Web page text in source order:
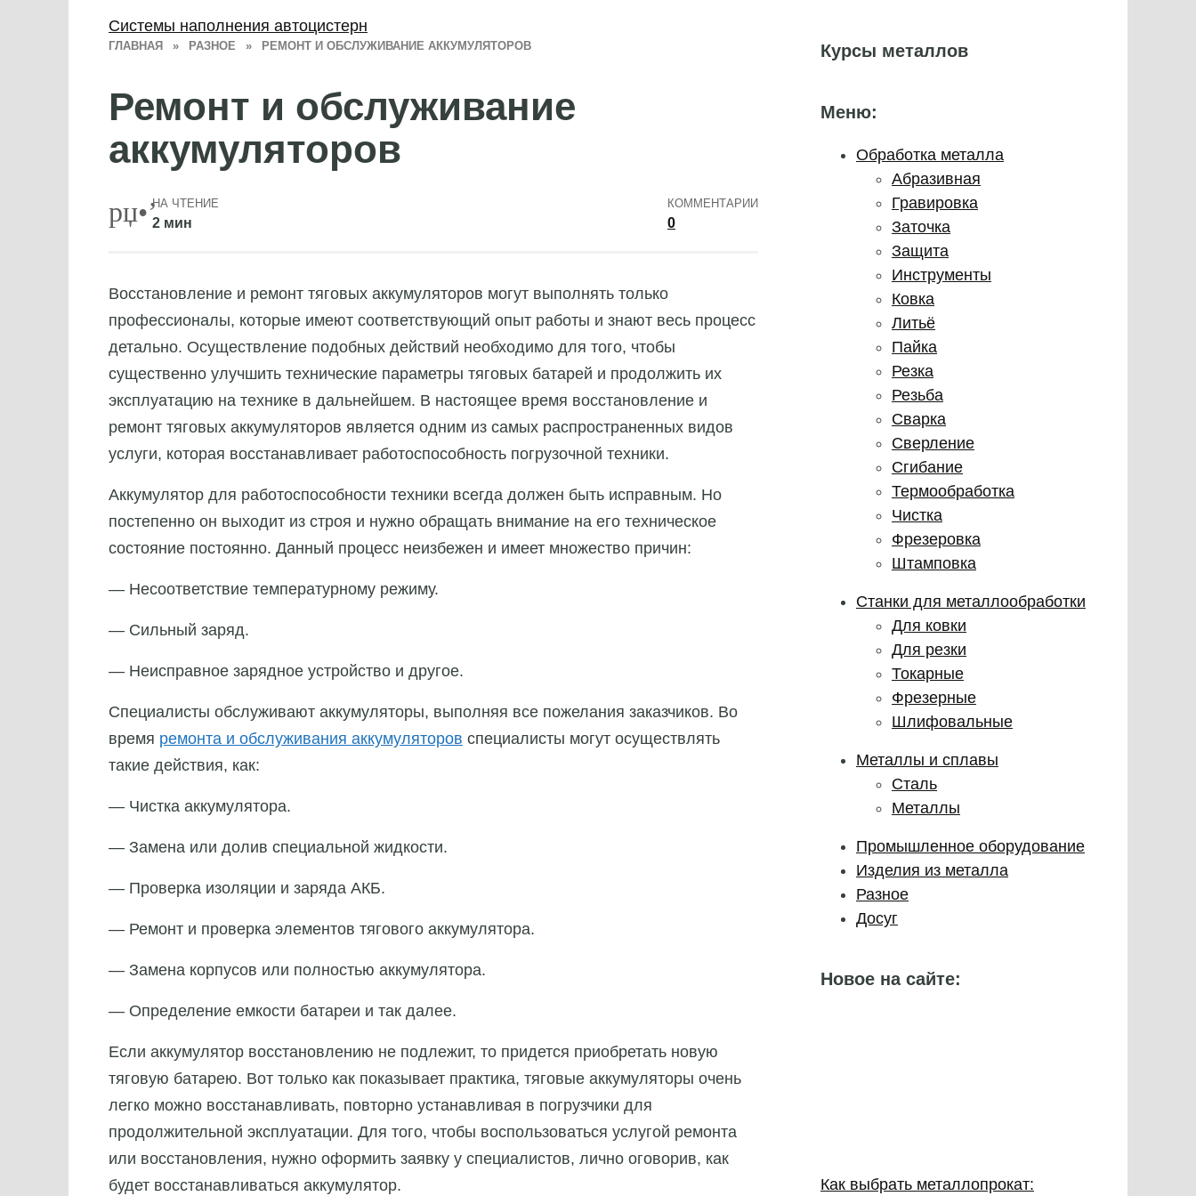
ГЛАВНАЯ » РАЗНОЕ » РЕМОНТ И ОБСЛУЖИВАНИЕ АККУМУЛЯТОРОВ
Ремонт и обслуживание
аккумуляторов
НА ЧТЕНИЕ
2 мин
КОММЕНТАРИИ
0
Восстановление и ремонт тяговых аккумуляторов могут выполнять только
профессионалы, которые имеют соответствующий опыт работы и знают весь процесс
детально. Осуществление подобных действий необходимо для того, чтобы
существенно улучшить технические параметры тяговых батарей и продолжить их
эксплуатацию на технике в дальнейшем. В настоящее время восстановление и
ремонт тяговых аккумуляторов является одним из самых распространенных видов
услуги, которая восстанавливает работоспособность погрузочной техники.
Аккумулятор для работоспособности техники всегда должен быть исправным. Но
постепенно он выходит из строя и нужно обращать внимание на его техническое
состояние постоянно. Данный процесс неизбежен и имеет множество причин:
— Несоответствие температурному режиму.
— Сильный заряд.
— Неисправное зарядное устройство и другое.
Специалисты обслуживают аккумуляторы, выполняя все пожелания заказчиков. Во
время ремонта и обслуживания аккумуляторов специалисты могут осуществлять
такие действия, как:
— Чистка аккумулятора.
— Замена или долив специальной жидкости.
— Проверка изоляции и заряда АКБ.
— Ремонт и проверка элементов тягового аккумулятора.
— Замена корпусов или полностью аккумулятора.
— Определение емкости батареи и так далее.
Если аккумулятор восстановлению не подлежит, то придется приобретать новую
тяговую батарею. Вот только как показывает практика, тяговые аккумуляторы очень
легко можно восстанавливать, повторно устанавливая в погрузчики для
продолжительной эксплуатации. Для того, чтобы воспользоваться услугой ремонта
или восстановления, нужно оформить заявку у специалистов, лично оговорив, как
будет восстанавливаться аккумулятор.
Курсы металлов
Меню:
Обработка металла
Абразивная
Гравировка
Заточка
Защита
Инструменты
Ковка
Литьё
Пайка
Резка
Резьба
Сварка
Сверление
Сгибание
Термообработка
Чистка
Фрезеровка
Штамповка
Станки для металлообработки
Для ковки
Для резки
Токарные
Фрезерные
Шлифовальные
Металлы и сплавы
Сталь
Металлы
Промышленное оборудование
Изделия из металла
Разное
Досуг
Новое на сайте:
Как выбрать металлопрокат:
Системы наполнения автоцистерн